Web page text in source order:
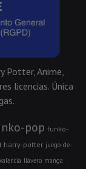
Potter, Anime,
licencias. Única
pop funko-
harry-potter juego-de-
llavero manga